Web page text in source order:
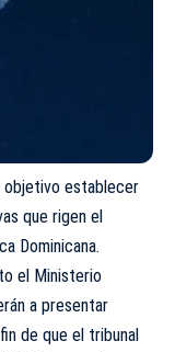
objetivo establecer
que rigen el
Dominicana.
el Ministerio
a presentar
de que el tribunal